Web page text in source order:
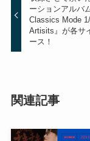
ーションアルバ
Classics Mode
Artisits』が各サ
ース！
関連記事